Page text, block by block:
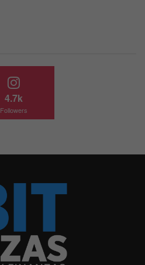
4.7k
Followers